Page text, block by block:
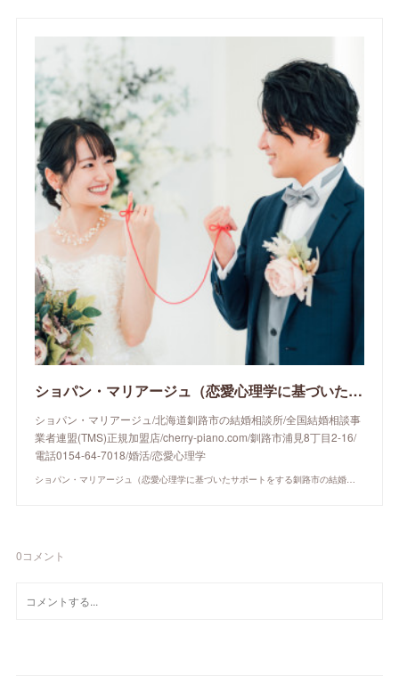
ショパン・マリアージュ（恋愛心理学に基づいたサポートをする釧路市の結婚相談所）/ 全国結婚相談事業者連盟正規加盟店 / cherry-piano.com
ショパン・マリアージュ/北海道釧路市の結婚相談所/全国結婚相談事
業者連盟(TMS)正規加盟店/cherry-piano.com/釧路市浦見8丁目2-16/
電話0154-64-7018/婚活/恋愛心理学
ショパン・マリアージュ（恋愛心理学に基づいたサポートをする釧路市の結婚相談所）/ 全国結婚相談事業者連盟正規加盟店 / cherry-piano.com
0コメント